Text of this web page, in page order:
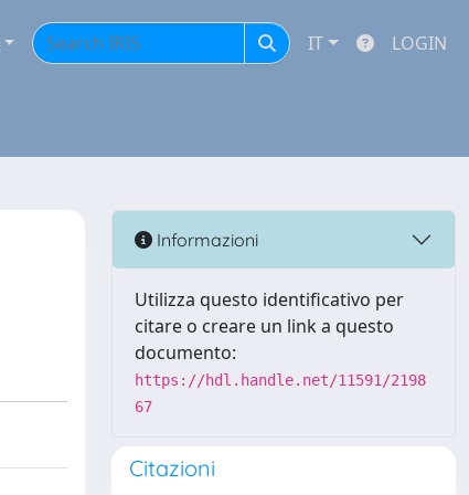
IT LOGIN
Informazioni
Utilizza questo identificativo per
citare o creare un link a questo
documento:
https://hdl.handle.net/11591/2198
67
Citazioni